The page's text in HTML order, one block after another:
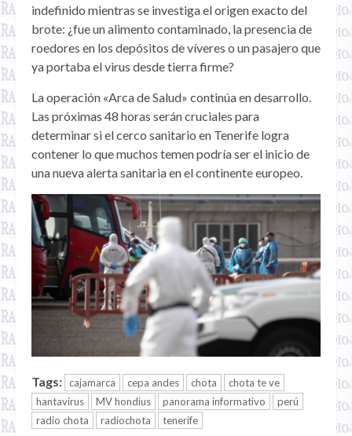
indefinido mientras se investiga el origen exacto del
brote: ¿fue un alimento contaminado, la presencia de
roedores en los depósitos de víveres o un pasajero que
ya portaba el virus desde tierra firme?
La operación «Arca de Salud» continúa en desarrollo.
Las próximas 48 horas serán cruciales para
determinar si el cerco sanitario en Tenerife logra
contener lo que muchos temen podría ser el inicio de
una nueva alerta sanitaria en el continente europeo.
Tags: cajamarca cepa andes chota
chota te ve
hantavirus
MV hondius panorama informativo
perú
radio chota
radiochota tenerife